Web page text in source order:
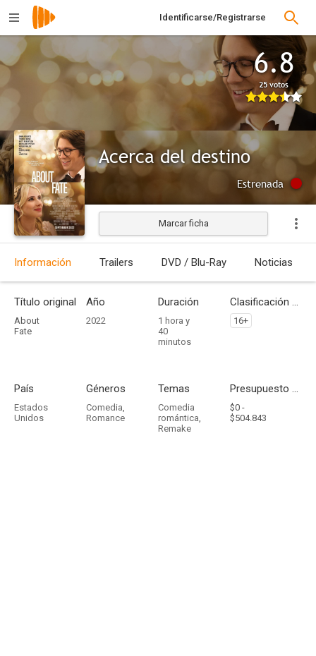
Identificarse/Registrarse
6.8
25 votos
Acerca del destino
Estrenada
Marcar ficha
Información Trailers DVD / Blu-Ray Noticias
Título original
About
Fate
Año
2022
Duración
1 hora y
40
minutos
Clasificación por edades
16+
País
Estados
Unidos
Géneros
Comedia,
Romance
Temas
Comedia
romántica,
Remake
Presupuesto - Ingresos
$0 -
$504.843